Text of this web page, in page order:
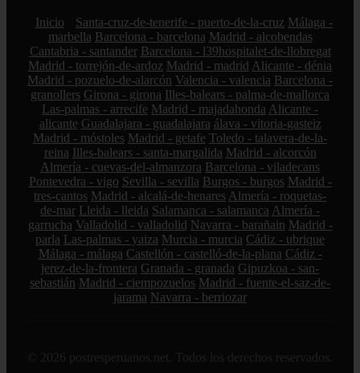
Inicio Santa-cruz-de-tenerife - puerto-de-la-cruz Málaga -
marbella Barcelona - barcelona Madrid - alcobendas
Cantabria - santander Barcelona - l39hospitalet-de-llobregat
Madrid - torrejón-de-ardoz Madrid - madrid Alicante - dénia
Madrid - pozuelo-de-alarcón Valencia - valencia Barcelona -
granollers Girona - girona Illes-balears - palma-de-mallorca
Las-palmas - arrecife Madrid - majadahonda Alicante -
alicante Guadalajara - guadalajara álava - vitoria-gasteiz
Madrid - móstoles Madrid - getafe Toledo - talavera-de-la-
reina Illes-balears - santa-margalida Madrid - alcorcón
Almería - cuevas-del-almanzora Barcelona - viladecans
Pontevedra - vigo Sevilla - sevilla Burgos - burgos Madrid -
tres-cantos Madrid - alcalá-de-henares Almería - roquetas-
de-mar Lleida - lleida Salamanca - salamanca Almería -
garrucha Valladolid - valladolid Navarra - barañain Madrid -
parla Las-palmas - yaiza Murcia - murcia Cádiz - ubrique
Málaga - málaga Castellón - castelló-de-la-plana Cádiz -
jerez-de-la-frontera Granada - granada Gipuzkoa - san-
sebastián Madrid - ciempozuelos Madrid - fuente-el-saz-de-
jarama Navarra - berriozar
© 2026 postresperuanos.net. Todos los derechos reservados.